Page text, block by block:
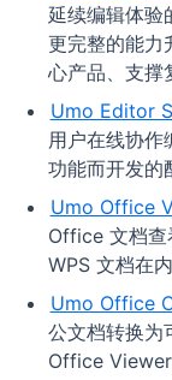
延续编辑体验
更完整的能力
心产品、支撑
Umo Editor
用户在线协
功能而开发的
Umo Office
Office 文档查
WPS 文档在
Umo Office
公文档转换为
Office Viewer